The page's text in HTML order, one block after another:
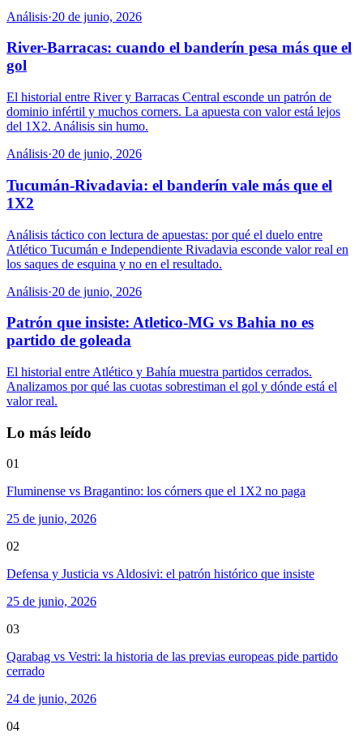
Análisis·20 de junio, 2026
River-Barracas: cuando el banderín pesa más que el
gol
El historial entre River y Barracas Central esconde un patrón de
dominio infértil y muchos corners. La apuesta con valor está lejos
del 1X2. Análisis sin humo.
Análisis·20 de junio, 2026
Tucumán-Rivadavia: el banderín vale más que el
1X2
Análisis táctico con lectura de apuestas: por qué el duelo entre
Atlético Tucumán e Independiente Rivadavia esconde valor real en
los saques de esquina y no en el resultado.
Análisis·20 de junio, 2026
Patrón que insiste: Atletico-MG vs Bahia no es
partido de goleada
El historial entre Atlético y Bahía muestra partidos cerrados.
Analizamos por qué las cuotas sobrestiman el gol y dónde está el
valor real.
Lo más leído
01
Fluminense vs Bragantino: los córners que el 1X2 no paga
25 de junio, 2026
02
Defensa y Justicia vs Aldosivi: el patrón histórico que insiste
25 de junio, 2026
03
Qarabag vs Vestri: la historia de las previas europeas pide partido
cerrado
24 de junio, 2026
04